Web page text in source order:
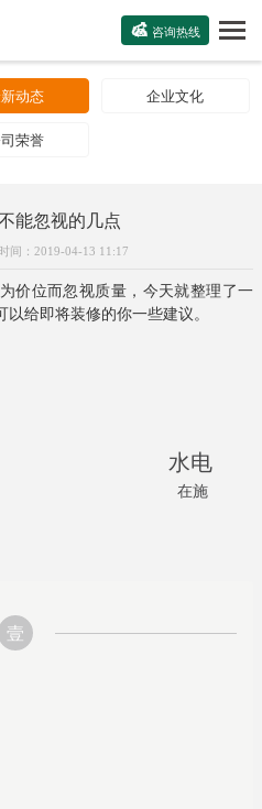
 咨询热线
动态 企业文化
荣誉
能忽视的几点
间：2019-04-13 11:17
价位而忽视质量，今天就整理了一
给即将装修的你一些建议。
水电
在施
壹